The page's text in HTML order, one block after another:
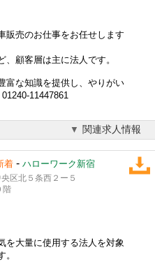
販売のお仕事をお任せします
顧客層は主に法人です。
富な知識を提供し、やりがい
11447861
関連求人情報
着 - ハローワーク新宿
区北５条西２ー５
階
を大量に使用する法人を対象